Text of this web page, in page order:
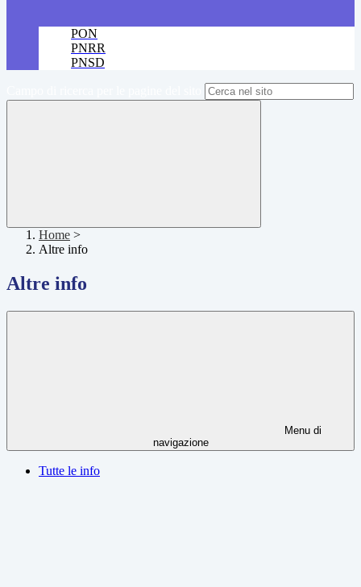
PON
PNRR
PNSD
Home >
Altre info
Altre info
Menu di
navigazione
Tutte le info